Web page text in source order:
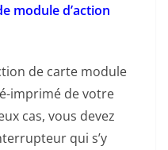
module d’action
de carte module
imprimé de votre
cas, vous devez
qui s’y